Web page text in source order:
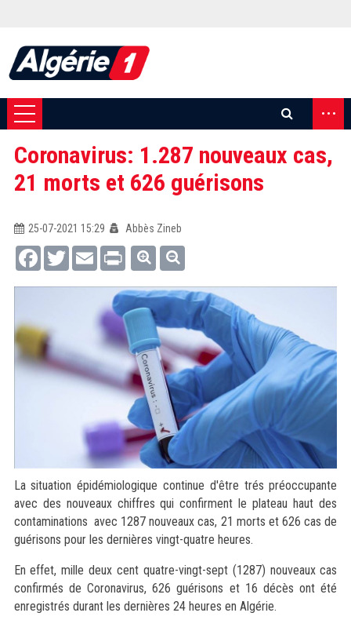
...
Coronavirus: 1.287 nouveaux cas,
21 morts et 626 guérisons
25-07-2021 15:29
Abbès Zineb
FacebookTwitterEmail Print
La situation épidémiologique continue d'être trés préoccupante
avec des nouveaux chiffres qui confirment le plateau haut des
contaminations avec 1287 nouveaux cas, 21 morts et 626 cas de
guérisons pour les dernières vingt-quatre heures.
En effet, mille deux cent quatre-vingt-sept (1287) nouveaux cas
confirmés de Coronavirus, 626 guérisons et 16 décès ont été
enregistrés durant les dernières 24 heures en Algérie.